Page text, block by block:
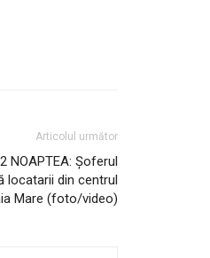
Articolul următor
NOAPTEA: Șoferul
locatarii din centrul
Mare (foto/video)